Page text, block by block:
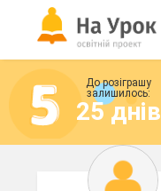
До розіграшу
залишилось:
25 днів